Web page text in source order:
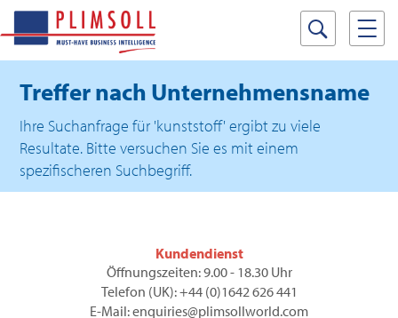
Treffer nach Unternehmensname
Ihre Suchanfrage für 'kunststoff' ergibt zu viele
Resultate. Bitte versuchen Sie es mit einem
spezifischeren Suchbegriff.
Kundendienst
Öffnungszeiten: 9.00 - 18.30 Uhr
Telefon (UK): +44 (0)1642 626 441
E-Mail: enquiries@plimsollworld.com